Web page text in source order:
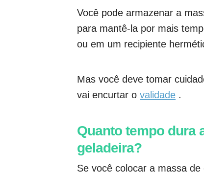
Você pode armazenar a
para mantê-la por mais
ou em um recipiente
Mas você deve tomar
vai encurtar o validade .
Quanto tempo dura
geladeira?
Se você colocar a massa